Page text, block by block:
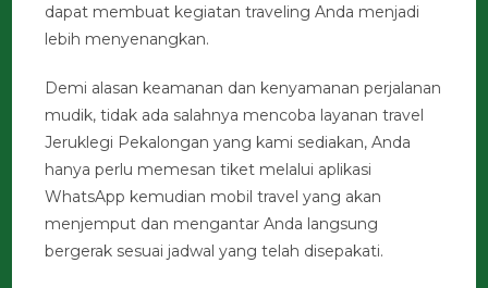
dapat membuat kegiatan traveling Anda menjadi
lebih menyenangkan.
Demi alasan keamanan dan kenyamanan perjalanan
mudik, tidak ada salahnya mencoba layanan travel
Jeruklegi Pekalongan yang kami sediakan, Anda
hanya perlu memesan tiket melalui aplikasi
WhatsApp kemudian mobil travel yang akan
menjemput dan mengantar Anda langsung
bergerak sesuai jadwal yang telah disepakati.